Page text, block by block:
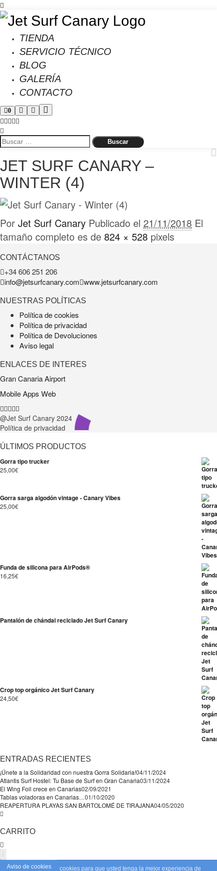
TIENDA
SERVICIO TÉCNICO
BLOG
GALERÍA
CONTACTO
0
JET SURF CANARY –
WINTER (4)
Por Jet Surf Canary Publicado el 21/11/2018 El
tamaño completo es de 824 × 528 pixels
CONTÁCTANOS
+34 606 251 206
info@jetsurfcanary.com www.jetsurfcanary.com
NUESTRAS POLÍTICAS
Política de cookies
Política de privacidad
Política de Devoluciones
Aviso legal
ENLACES DE INTERES
Gran Canaria Airport
Mobile Apps Web
@Jet Surf Canary 2024
Política de privacidad
ÚLTIMOS PRODUCTOS
Gorra tipo trucker
25,00€
Gorra sarga algodón vintage - Canary Vibes
25,00€
Funda de silicona para AirPods®
16,25€
Pantalón de chándal reciclado Jet Surf Canary
Crop top orgánico Jet Surf Canary
24,50€
ENTRADAS RECIENTES
¡Únete a la Solidaridad con nuestra Gorra Solidaria!04/11/2024
Atlantis Surf Hostel: Tu Base de Surf en Gran Canaria03/11/2024
El Wing Foil crece en Canarias02/09/2021
Tablas voladoras en Canarias…01/10/2020
REAPERTURA PLAYAS SAN BARTOLOMÉ DE TIRAJANA04/05/2020
CARRITO
Este sitio web utiliza cookies para que usted tenga la mejor experiencia de
Aviso de cookies